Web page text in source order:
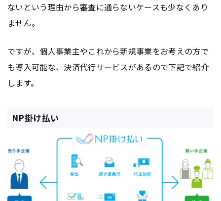
ないという理由から審査に通らないケースも少なくあり
ません。
ですが、個人事業主やこれから新規事業をお考えの方で
も導入可能な、決済代行サービスがあるので下記で紹介
します。
NP掛け払い